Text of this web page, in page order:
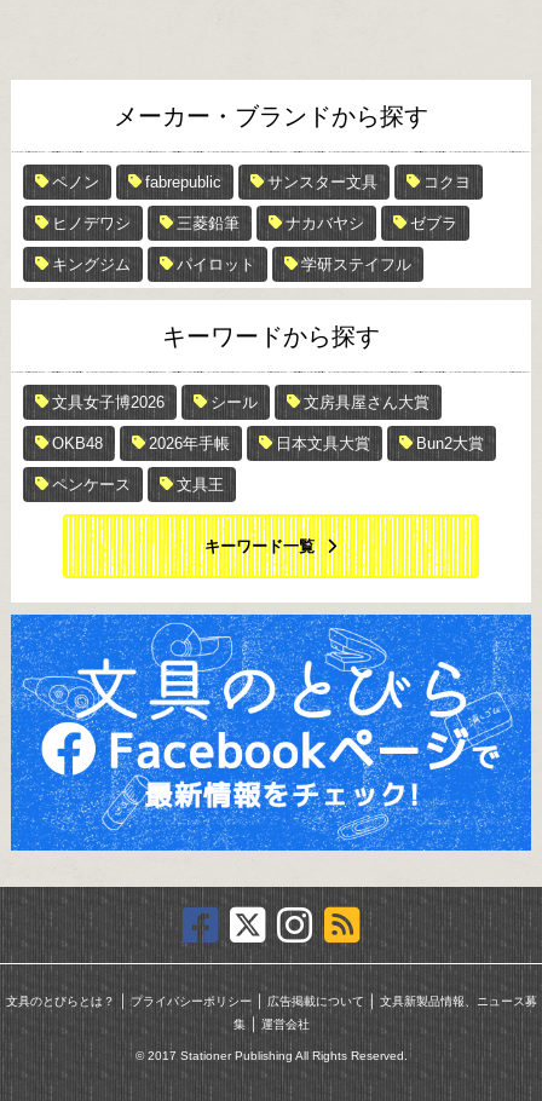
メーカー・ブランドから探す
ペノン fabrepublic サンスター文具 コクヨ
ヒノデワシ 三菱鉛筆 ナカバヤシ ゼブラ
キングジム パイロット 学研ステイフル
キーワードから探す
文具女子博2026 シール 文房具屋さん大賞
OKB48 2026年手帳 日本文具大賞 Bun2大賞
ペンケース 文具王
キーワード一覧
文具のとびらとは？ ｜ プライバシーポリシー｜ 広告掲載について ｜ 文具新製品情報、ニュース募
集｜ 運営会社
© 2017 Stationer Publishing All Rights Reserved.